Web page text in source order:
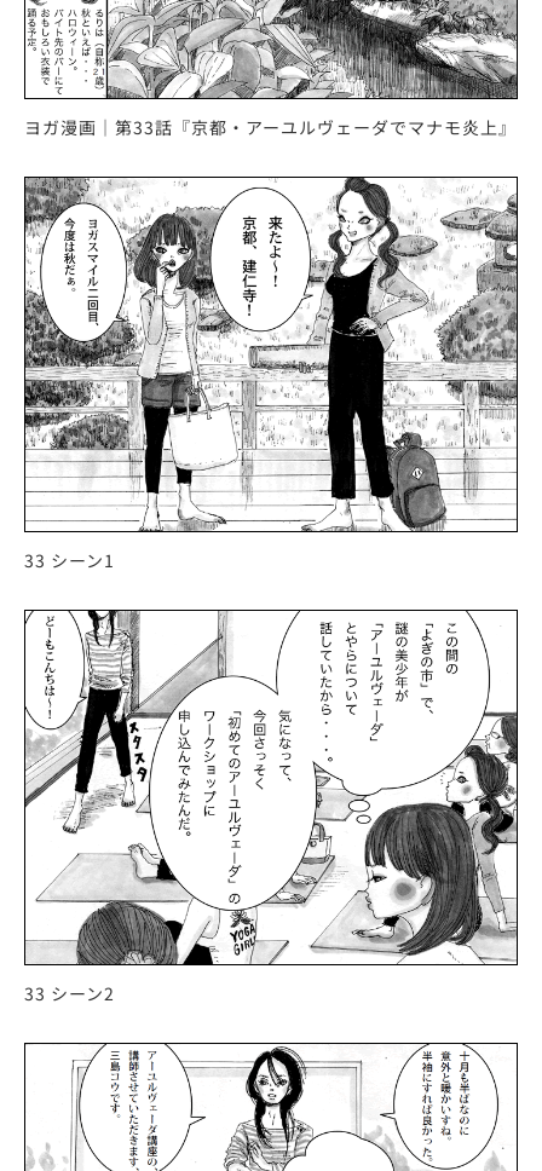
ヨガ漫画｜第33話『京都・アーユルヴェーダでマナモ炎上』
33 シーン1
33 シーン2